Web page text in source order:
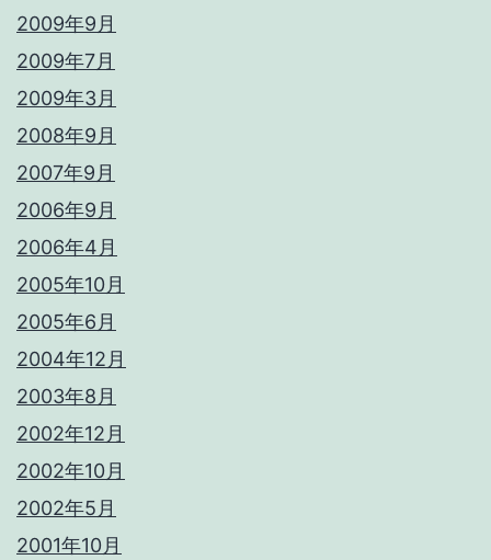
2009年9月
2009年7月
2009年3月
2008年9月
2007年9月
2006年9月
2006年4月
2005年10月
2005年6月
2004年12月
2003年8月
2002年12月
2002年10月
2002年5月
2001年10月